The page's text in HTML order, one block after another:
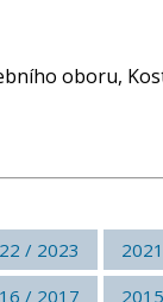
oboru,
/ 2023
/ 2017